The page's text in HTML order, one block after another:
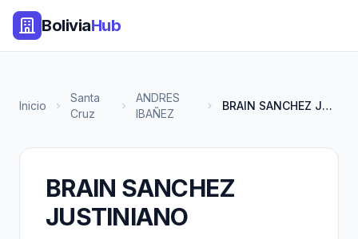
BoliviaHub
Inicio
Santa
Cruz
ANDRES
IBAÑEZ
BRAIN SANCHEZ JUSTINIANO
BRAIN SANCHEZ
JUSTINIANO